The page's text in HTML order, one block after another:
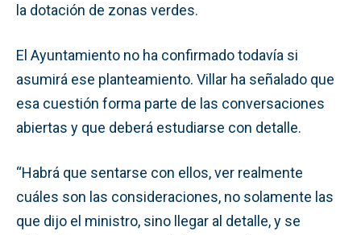
la dotación de zonas verdes.
El Ayuntamiento no ha confirmado todavía si
asumirá ese planteamiento. Villar ha señalado que
esa cuestión forma parte de las conversaciones
abiertas y que deberá estudiarse con detalle.
“Habrá que sentarse con ellos, ver realmente
cuáles son las consideraciones, no solamente las
que dijo el ministro, sino llegar al detalle, y se